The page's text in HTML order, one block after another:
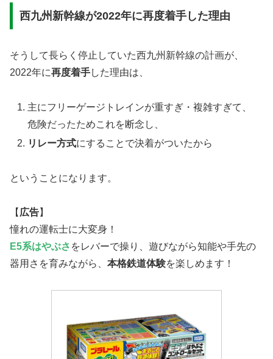
西九州新幹線が2022年に再度着手した理由
そうして長らく停止していた西九州新幹線の計画が、
2022年に再度着手した理由は、
主にフリーゲージトレインが重すぎ・複雑すぎて、
危険だったためこれを断念し、
リレー方式にすることで決着がついたから
ということになります。
【 広告】
憧れの運転士に大変身！
E5系はやぶさ をレバーで操り、遊びながら知能や手先の
器用さを育みながら、 本格鉄道体験を楽しめます！